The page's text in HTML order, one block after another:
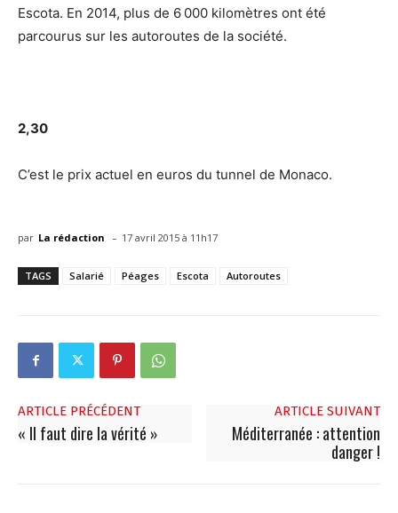
Escota. En 2014, plus de 6 000 kilomètres ont été
parcourus sur les autoroutes de la société.
2,30
C’est le prix actuel en euros du tunnel de Monaco.
par La rédaction - 17 avril 2015 à 11h17
TAGS Salarié Péages Escota Autoroutes
ARTICLE PRÉCÉDENT
« Il faut dire la vérité »
ARTICLE SUIVANT
Méditerranée : attention
danger !